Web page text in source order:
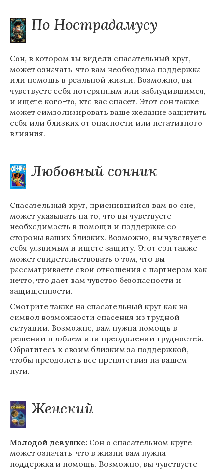
По Нострадамусу
Сон, в котором вы видели спасательный круг,
может означать, что вам необходима поддержка
или помощь в реальной жизни. Возможно, вы
чувствуете себя потерянным или заблудившимся,
и ищете кого-то, кто вас спасет. Этот сон также
может символизировать ваше желание защитить
себя или близких от опасности или негативного
влияния.
Любовный сонник
Спасательный круг, приснившийся вам во сне,
может указывать на то, что вы чувствуете
необходимость в помощи и поддержке со
стороны ваших близких. Возможно, вы чувствуете
себя уязвимым и ищете защиту. Этот сон также
может свидетельствовать о том, что вы
рассматриваете свои отношения с партнером как
нечто, что дает вам чувство безопасности и
защищенности.
Смотрите также на спасательный круг как на
символ возможности спасения из трудной
ситуации. Возможно, вам нужна помощь в
решении проблем или преодолении трудностей.
Обратитесь к своим близким за поддержкой,
чтобы преодолеть все препятствия на вашем
пути.
Женский
Молодой девушке: Сон о спасательном круге
может означать, что в жизни вам нужна
поддержка и помощь. Возможно, вы чувствуете